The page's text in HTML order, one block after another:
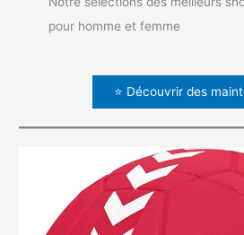
pour homme et femme
⭐ Découvrir des